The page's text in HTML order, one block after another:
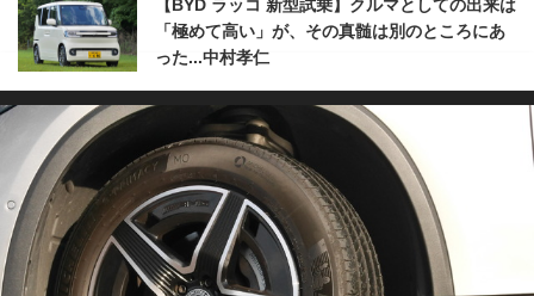
【BYD ラッコ 新型試乗】クルマとしての出来は
「極めて高い」が、その真髄は別のところにあ
った...中村孝仁